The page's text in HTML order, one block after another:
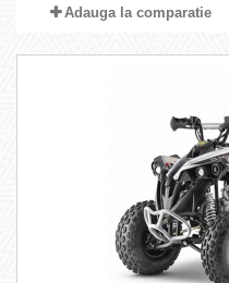
Adauga la comparatie